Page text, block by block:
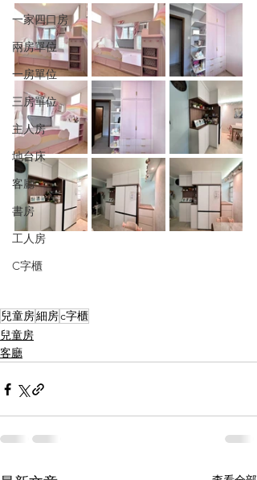
一家四口房
兩房單位
一房單位
三房單位
主人房
地台床
客廳
書房
工人房
C字櫃
兒童房細房c字櫃
兒童房
客廳